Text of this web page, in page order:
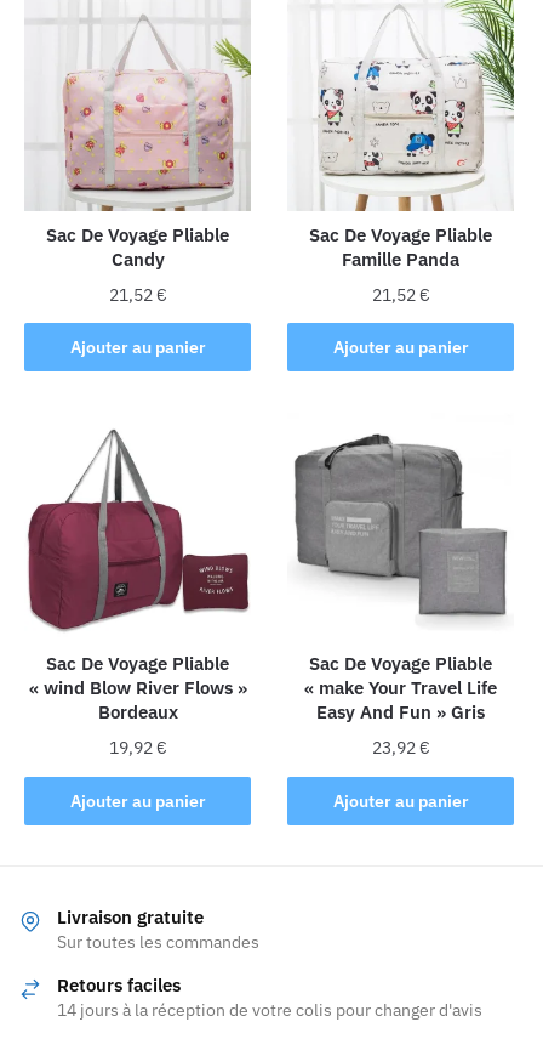
Sac De Voyage Pliable
Candy
21,52€
Ajouter au panier
Sac De Voyage Pliable
Famille Panda
21,52€
Ajouter au panier
Sac De Voyage Pliable
« wind Blow River Flows »
Bordeaux
19,92€
Ajouter au panier
Sac De Voyage Pliable
« make Your Travel Life
Easy And Fun » Gris
23,92€
Ajouter au panier
Livraison gratuite
Sur toutes les commandes
Retours faciles
14 jours à la réception de votre colis pour changer d'avis